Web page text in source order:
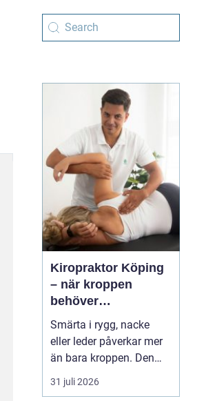
Kiropraktor Köping
– när kroppen
behöver
professionell hjälp
Smärta i rygg, nacke
eller leder påverkar mer
än bara kroppen. Den
kan störa sömnen, göra
det svårt att koncentrera
31 juli 2026